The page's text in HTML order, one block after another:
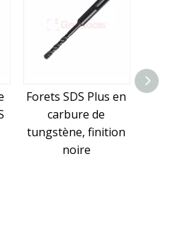
Plus en
de
finition
Forets en béton
carbure de
tungstène SDS